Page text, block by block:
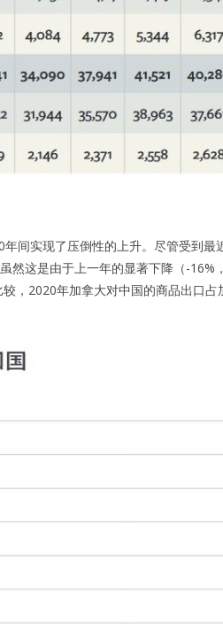
间实现了压倒性的上升。尽管受到最
然这是由于上一年的显著下降（-16%
，2020年加拿大对中国的商品出口